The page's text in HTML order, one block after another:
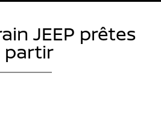
JEEP prêtes
partir